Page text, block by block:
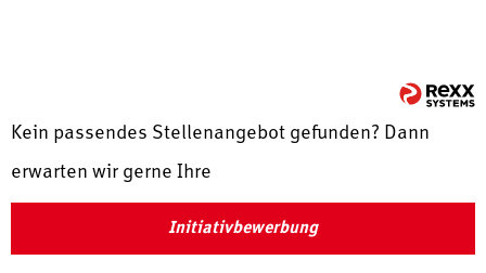
Kein passendes Stellenangebot gefunden? Dann
erwarten wir gerne Ihre
Initiativbewerbung